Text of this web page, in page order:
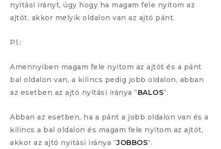
nyitási irányt, úgy hogy ha magam fele nyitom az
ajtót, akkor melyik oldalon van az ajtó pánt.
Pl.:
Amennyiben magam fele nyitom az ajtót és a pánt
bal oldalon van, a kilincs pedig jobb oldalon, abban
az esetben az ajtó nyitási iránya “BALOS“.
Abban az esetben, ha a pánt a jobb oldalon van és a
kilincs a bal oldalon és magam fele nyitom az ajtót,
akkor az ajtó nyitási iránya “JOBBOS“.